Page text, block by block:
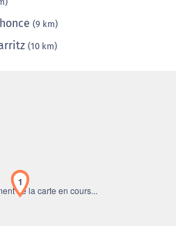
(9 km)
(10 km)
de la carte en cours...
1